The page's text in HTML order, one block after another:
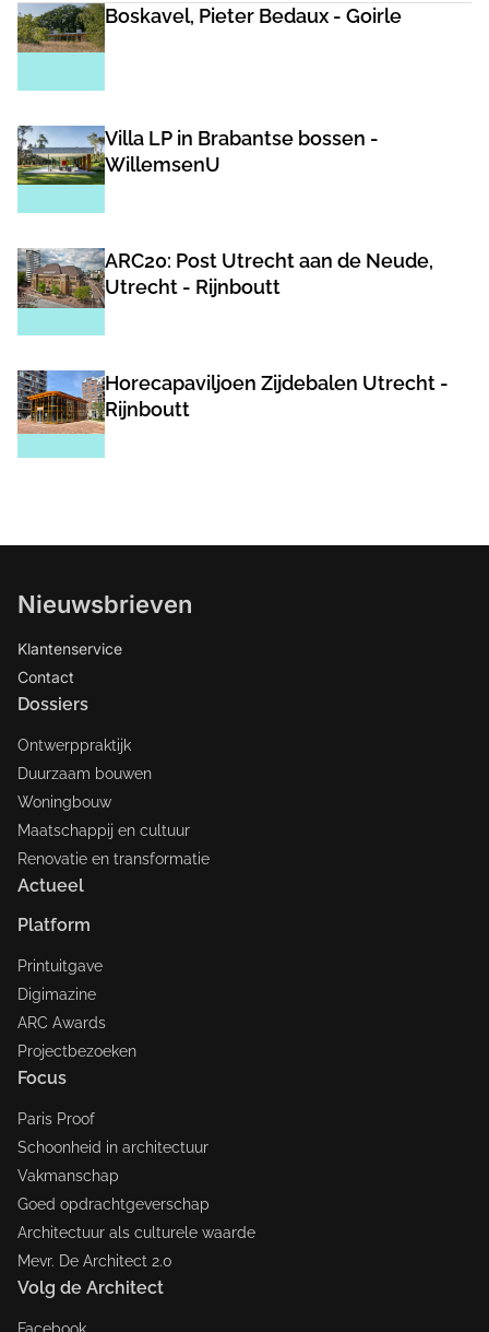
Boskavel, Pieter Bedaux - Goirle
Villa LP in Brabantse bossen -
WillemsenU
ARC20: Post Utrecht aan de Neude,
Utrecht - Rijnboutt
Horecapaviljoen Zijdebalen Utrecht -
Rijnboutt
Nieuwsbrieven
Klantenservice
Contact
Dossiers
Ontwerppraktijk
Duurzaam bouwen
Woningbouw
Maatschappij en cultuur
Renovatie en transformatie
Actueel
Platform
Printuitgave
Digimazine
ARC Awards
Projectbezoeken
Focus
Paris Proof
Schoonheid in architectuur
Vakmanschap
Goed opdrachtgeverschap
Architectuur als culturele waarde
Mevr. De Architect 2.0
Volg de Architect